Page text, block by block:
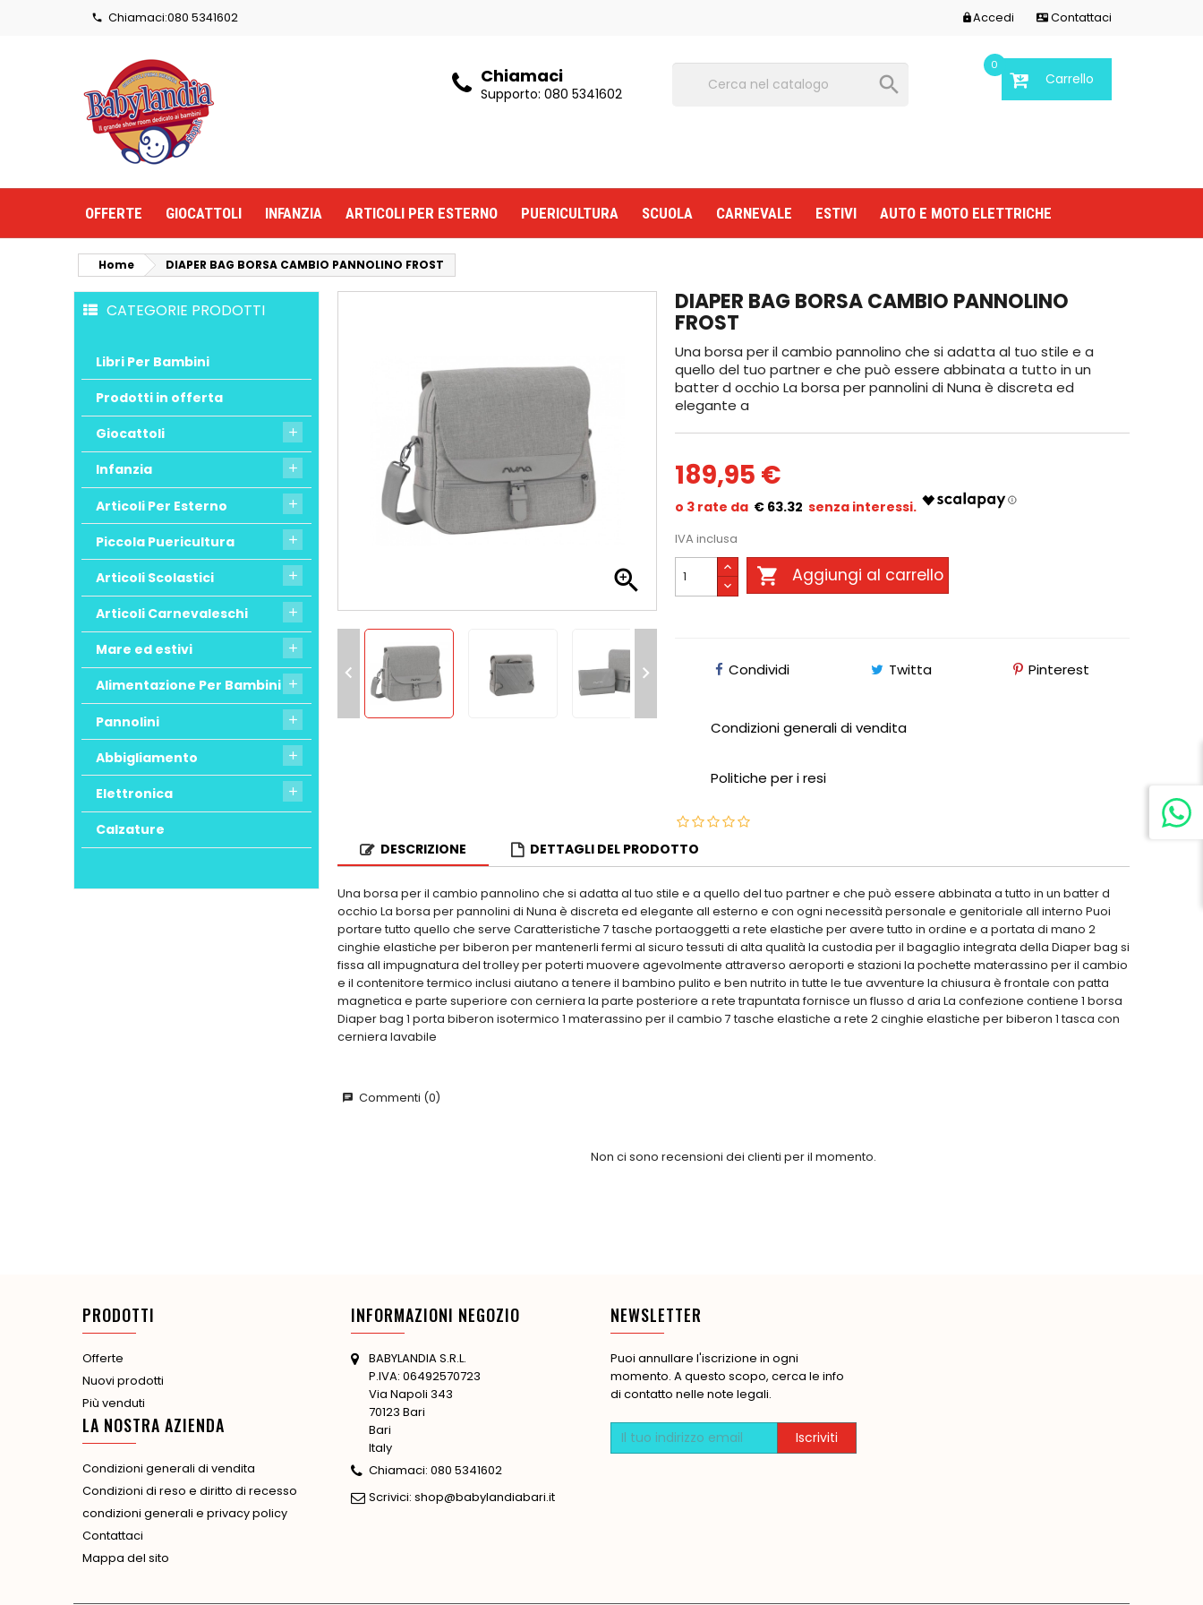
 Chiamaci:080 5341602 Accedi  Contattaci
Chiamaci
Supporto:080 5341602  Carrello
0
OFFERTE GIOCATTOLI INFANZIA ARTICOLI PER ESTERNO PUERICULTURA SCUOLA CARNEVALE ESTIVI AUTO E MOTO ELETTRICHE
Home DIAPER BAG BORSA CAMBIO PANNOLINO FROST
CATEGORIE PRODOTTI
Libri Per Bambini
Prodotti in offerta
Giocattoli 
Infanzia 
Articoli Per Esterno 
Piccola Puericultura 
Articoli Scolastici 
Articoli Carnevaleschi 
Mare ed estivi 
Alimentazione Per Bambini 
Pannolini 
Abbigliamento 
Elettronica 
Calzature

 
DIAPER BAG BORSA CAMBIO PANNOLINO
FROST
Una borsa per il cambio pannolino che si adatta al tuo stile e a
quello del tuo partner e che può essere abbinata a tutto in un
batter d occhio La borsa per pannolini di Nuna è discreta ed
elegante a
189,95 €
€ 63.32
IVA inclusa
 Aggiungi al carrello
Condividi Twitta Pinterest
Condizioni generali di vendita
Politiche per i resi
DESCRIZIONE DETTAGLI DEL PRODOTTO
Una borsa per il cambio pannolino che si adatta al tuo stile e a quello del tuo partner e che può essere abbinata a tutto in un batter d
occhio La borsa per pannolini di Nuna è discreta ed elegante all esterno e con ogni necessità personale e genitoriale all interno Puoi
portare tutto quello che serve Caratteristiche 7 tasche portaoggetti a rete elastiche per avere tutto in ordine e a portata di mano 2
cinghie elastiche per biberon per mantenerli fermi al sicuro tessuti di alta qualità la custodia per il bagaglio integrata della Diaper bag si
fissa all impugnatura del trolley per poterti muovere agevolmente attraverso aeroporti e stazioni la pochette materassino per il cambio
e il contenitore termico inclusi aiutano a tenere il bambino pulito e ben nutrito in tutte le tue avventure la chiusura è frontale con patta
magnetica e parte superiore con cerniera la parte posteriore a rete trapuntata fornisce un flusso d aria La confezione contiene 1 borsa
Diaper bag 1 porta biberon isotermico 1 materassino per il cambio 7 tasche elastiche a rete 2 cinghie elastiche per biberon 1 tasca con
cerniera lavabile
chat Commenti (0)
Non ci sono recensioni dei clienti per il momento.
PRODOTTI
Offerte
Nuovi prodotti
Più venduti
LA NOSTRA AZIENDA
Condizioni generali di vendita
Condizioni di reso e diritto di recesso
condizioni generali e privacy policy
Contattaci
Mappa del sito
INFORMAZIONI NEGOZIO
BABYLANDIA S.R.L.
P.IVA: 06492570723
Via Napoli 343
70123 Bari
Bari
Italy
Chiamaci: 080 5341602
Scrivici: shop@babylandiabari.it
NEWSLETTER
Puoi annullare l'iscrizione in ogni
momento. A questo scopo, cerca le info
di contatto nelle note legali.